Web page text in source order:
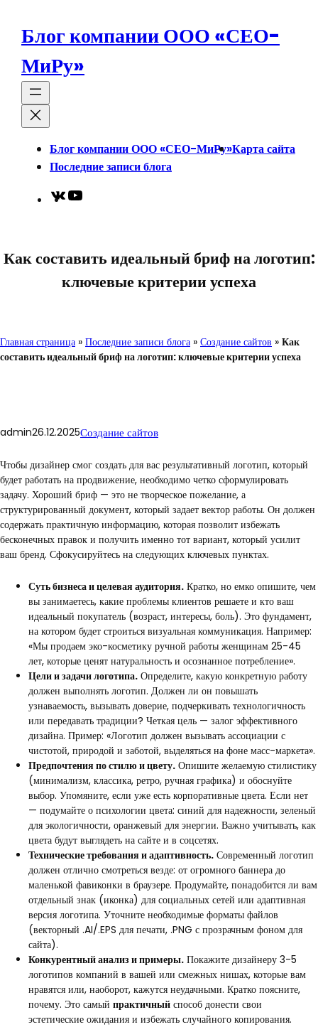
содержимому
Блог компании ООО «СЕО-
МиРу»
Блог компании ООО «СЕО-МиРу»Карта сайта
Последние записи блога
VK
Как составить идеальный бриф на логотип:
ключевые критерии успеха
Главная страница » Последние записи блога » Создание сайтов » Как
составить идеальный бриф на логотип: ключевые критерии успеха
admin26.12.2025Создание сайтов
Чтобы дизайнер смог создать для вас результативный логотип, который
будет работать на продвижение, необходимо четко сформулировать
задачу. Хороший бриф — это не творческое пожелание, а
структурированный документ, который задает вектор работы. Он должен
содержать практичную информацию, которая позволит избежать
бесконечных правок и получить именно тот вариант, который усилит
ваш бренд. Сфокусируйтесь на следующих ключевых пунктах.
Суть бизнеса и целевая аудитория. Кратко, но емко опишите, чем
вы занимаетесь, какие проблемы клиентов решаете и кто ваш
идеальный покупатель (возраст, интересы, боль). Это фундамент,
на котором будет строиться визуальная коммуникация. Например:
«Мы продаем эко-косметику ручной работы женщинам 25-45
лет, которые ценят натуральность и осознанное потребление».
Цели и задачи логотипа. Определите, какую конкретную работу
должен выполнять логотип. Должен ли он повышать
узнаваемость, вызывать доверие, подчеркивать технологичность
или передавать традиции? Четкая цель — залог эффективного
дизайна. Пример: «Логотип должен вызывать ассоциации с
чистотой, природой и заботой, выделяться на фоне масс-маркета».
Предпочтения по стилю и цвету. Опишите желаемую стилистику
(минимализм, классика, ретро, ручная графика) и обоснуйте
выбор. Упомяните, если уже есть корпоративные цвета. Если нет
— подумайте о психологии цвета: синий для надежности, зеленый
для экологичности, оранжевый для энергии. Важно учитывать, как
цвета будут выглядеть на сайте и в соцсетях.
Технические требования и адаптивность. Современный логотип
должен отлично смотреться везде: от огромного баннера до
маленькой фавиконки в браузере. Продумайте, понадобится ли вам
отдельный знак (иконка) для социальных сетей или адаптивная
версия логотипа. Уточните необходимые форматы файлов
(векторный .AI/.EPS для печати, .PNG с прозрачным фоном для
сайта).
Конкурентный анализ и примеры. Покажите дизайнеру 3-5
логотипов компаний в вашей или смежных нишах, которые вам
нравятся или, наоборот, кажутся неудачными. Кратко поясните,
почему. Это самый практичный способ донести свои
эстетические ожидания и избежать случайного копирования.